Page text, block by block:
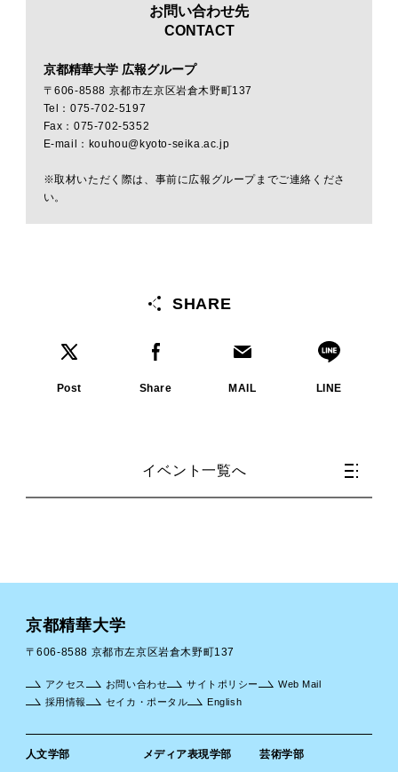
お問い合わせ先
CONTACT
京都精華大学 広報グループ
〒606-8588 京都市左京区岩倉木野町137
Tel：075-702-5197
Fax：075-702-5352
E-mail：kouhou@kyoto-seika.ac.jp
※取材いただく際は、事前に広報グループまでご連絡くださ
い。
SHARE
Post Share MAIL LINE
イベント一覧へ
京都精華大学
〒606-8588 京都市左京区岩倉木野町137
人文学部 メディア表現学部 芸術学部
アクセス お問い合わせ サイトポリシー
Web Mail
採用情報
セイカ・ポータル English